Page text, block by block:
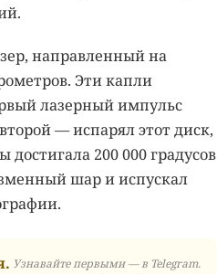
направленный на
Эти капли
лазерный импульс
— испарял этот диск,
200 000 градусов
шар и испускал
Узнавайте первыми — в Telegram.